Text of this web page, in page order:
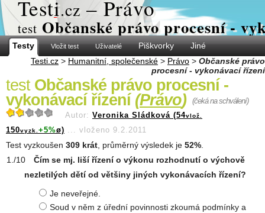
Testi.cz – Právo
test Občanské právo procesní -
Testy Vložit test Uživatelé Piškvorky
Jiné
Testi.cz > Humanitní, společenské > Právo > Občanské právo
procesní - vykonávací řízení
test Občanské právo procesní -
vykonávací řízení (Právo) (čeká na schválení)
Autor: Veronika Sládková (54vlož.
150vyzk.+5%ø) ... vloženo 9.2.2011
Test vyzkoušen 309 krát, průměrný výsledek je 52%.
Čím se mj. liší řízení o výkonu rozhodnutí o výchově
nezletilých dětí od většiny jiných vykonávacích řízení?
Je neveřejné.
Soud v něm z úřední povinnosti zkoumá podmínky a